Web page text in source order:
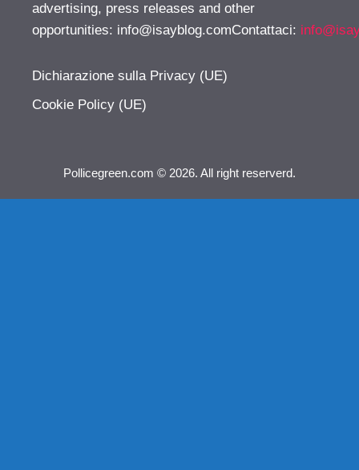
advertising, press releases and other
opportunities: info@isayblog.comContattaci:
Dichiarazione sulla Privacy (UE)
Cookie Policy (UE)
Pollicegreen.com © 2026. All right reserverd.